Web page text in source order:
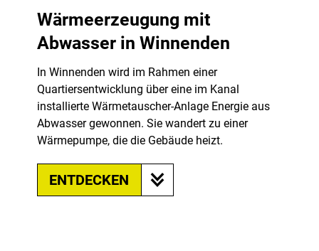
Wärmeerzeugung mit
Abwasser in Winnenden
In Winnenden wird im Rahmen einer
Quartiersentwicklung über eine im Kanal
installierte Wärmetauscher-Anlage Energie aus
Abwasser gewonnen. Sie wandert zu einer
Wärmepumpe, die die Gebäude heizt.
ENTDECKEN